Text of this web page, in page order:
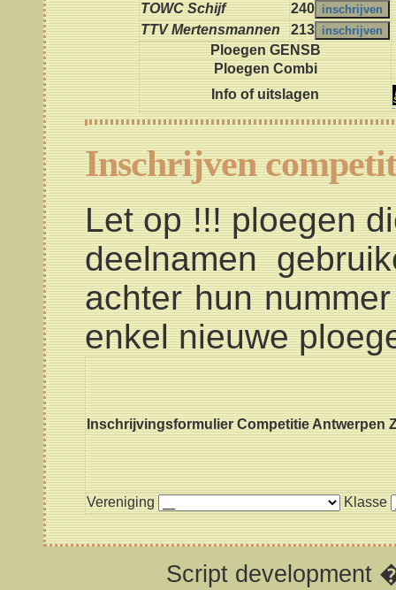
TOWC Schijf
240
TTV Mertensmannen
213
Ploegen GENSB
Ploegen Combi
Info of uitslagen
Inschrijven
Let op !!! ploegen
deelnamen
achter hun
enkel nieuwe
Inschrijvingsformulier Competitie Antwerpen
Vereniging Klasse
Script development